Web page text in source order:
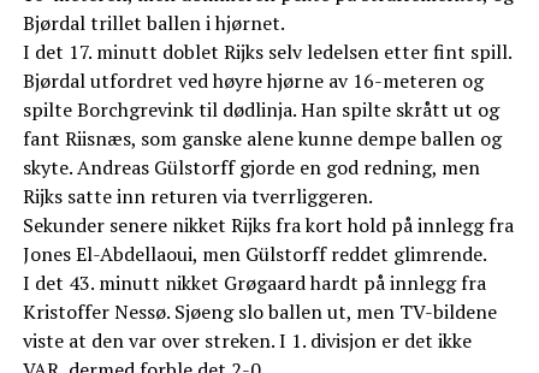
Bjørdal trillet ballen i hjørnet.
I det 17. minutt doblet Rijks selv ledelsen etter fint spill.
Bjørdal utfordret ved høyre hjørne av 16-meteren og
spilte Borchgrevink til dødlinja. Han spilte skrått ut og
fant Riisnæs, som ganske alene kunne dempe ballen og
skyte. Andreas Gülstorff gjorde en god redning, men
Rijks satte inn returen via tverrliggeren.
Sekunder senere nikket Rijks fra kort hold på innlegg fra
Jones El-Abdellaoui, men Gülstorff reddet glimrende.
I det 43. minutt nikket Grøgaard hardt på innlegg fra
Kristoffer Nessø. Sjøeng slo ballen ut, men TV-bildene
viste at den var over streken. I 1. divisjon er det ikke